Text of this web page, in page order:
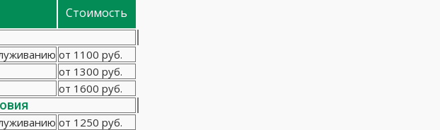
Стоимость
от 1100 руб.
от 1300 руб.
от 1600 руб.
от 1250 руб.